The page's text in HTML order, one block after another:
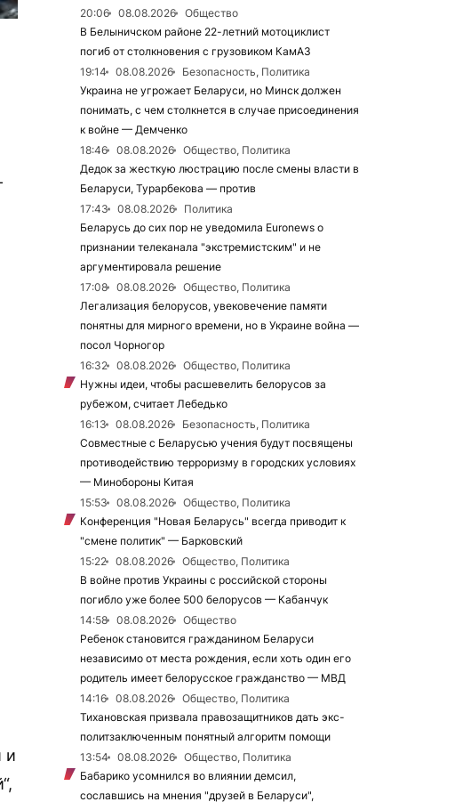
и
20:06
08.08.2026
Общество
В Белыничском районе 22-летний мотоциклист
погиб от столкновения с грузовиком КамАЗ
19:14
08.08.2026
Безопасность, Политика
Украина не угрожает Беларуси, но Минск должен
понимать, с чем столкнется в случае присоединения
к войне — Демченко
18:46
08.08.2026
Общество, Политика
Дедок за жесткую люстрацию после смены власти в
Беларуси, Турарбекова — против
17:43
08.08.2026
Политика
Беларусь до сих пор не уведомила Euronews о
признании телеканала "экстремистским" и не
аргументировала решение
17:08
08.08.2026
Общество, Политика
Легализация белорусов, увековечение памяти
понятны для мирного времени, но в Украине война —
посол Чорногор
16:32
08.08.2026
Общество, Политика
Нужны идеи, чтобы расшевелить белорусов за
рубежом, считает Лебедько
16:13
08.08.2026
Безопасность, Политика
Совместные с Беларусью учения будут посвящены
противодействию терроризму в городских условиях
— Минобороны Китая
15:53
08.08.2026
Общество, Политика
Конференция "Новая Беларусь" всегда приводит к
"смене политик" — Барковский
15:22
08.08.2026
Общество, Политика
В войне против Украины с российской стороны
погибло уже более 500 белорусов — Кабанчук
14:58
08.08.2026
Общество
Ребенок становится гражданином Беларуси
независимо от места рождения, если хоть один его
родитель имеет белорусское гражданство — МВД
14:16
08.08.2026
Общество, Политика
Тихановская призвала правозащитников дать экс-
политзаключенным понятный алгоритм помощи
13:54
08.08.2026
Общество, Политика
Бабарико усомнился во влиянии демсил,
сославшись на мнения "друзей в Беларуси",